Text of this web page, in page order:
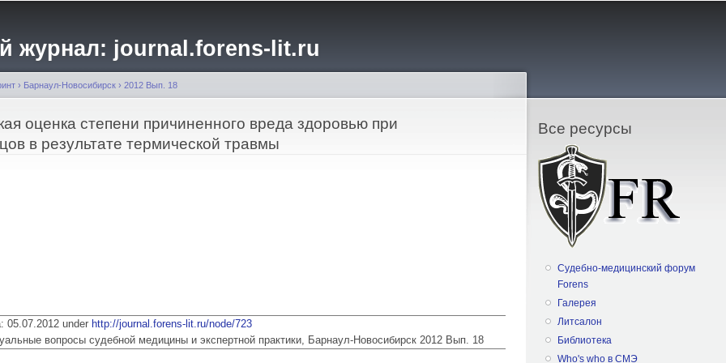
содержанию
журнал: journal.forens-lit.ru
› Барнаул-Новосибирск › 2012 Вып. 18
оценка степени причиненного вреда здоровью при
в результате термической травмы
05.07.2012 under http://journal.forens-lit.ru/node/723
вопросы судебной медицины и экспертной практики, Барнаул-Новосибирск 2012 Вып. 18
Все ресурсы
Судебно-медицинский форум
Forens
Галерея
Литсалон
Библиотека
Who's who в СМЭ